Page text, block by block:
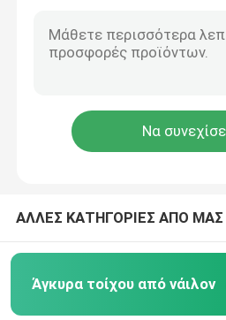
Πύλη από πλαστικό χαρτόνι
ΑΛΛΕΣ ΚΑΤΗΓΟΡΙΕΣ ΑΠΟ ΜΑΣ
Άγκυρα τοίχου από νάιλον